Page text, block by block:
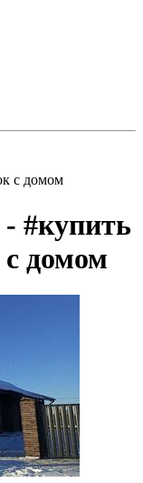
с домом
- #купить
домом